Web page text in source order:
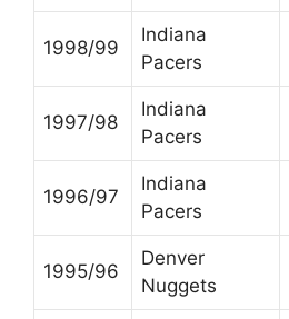
1998/99
Indiana
Pacers
1997/98
Indiana
Pacers
1996/97
Indiana
Pacers
1995/96
Denver
Nuggets